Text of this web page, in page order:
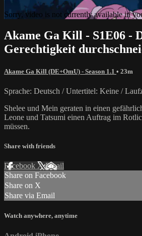
Sorry, video is not currently available in
Akame Ga Kill - S1E06 -
Gerechtigkeit
Akame Ga Kill (DE+OmU) - Season 1.1 • 23m
Sprache: Deutsch / Untertitel: Keine /
Shelee und Mein geraten in einen
Leone und Tatsumi einen Auftrag im
müssen.
Share with friends
Facebook XEmail
Share on Facebook
Share on X
Share via Email
Watch anywhere, anytime